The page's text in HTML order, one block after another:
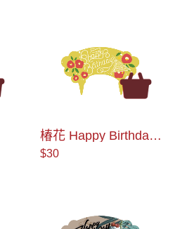
椿花 Happy Birthday
AS990093 蛋糕插牌
$30